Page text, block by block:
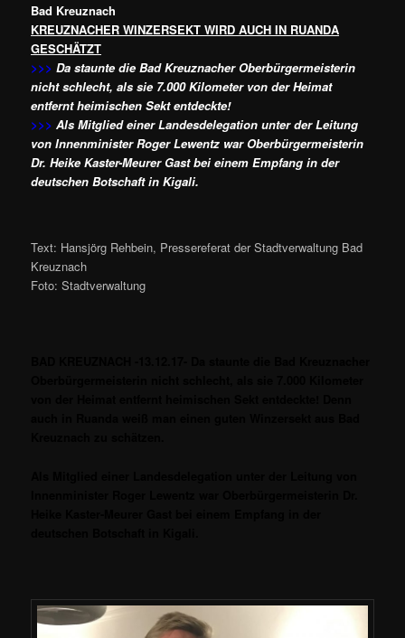
Bad Kreuznach
KREUZNACHER WINZERSEKT WIRD AUCH IN RUANDA
GESCHÄTZT
>>> Da staunte die Bad Kreuznacher Oberbürgermeisterin
nicht schlecht, als sie 7.000 Kilometer von der Heimat
entfernt heimischen Sekt entdeckte!
>>> Als Mitglied einer Landesdelegation unter der Leitung
von Innenminister Roger Lewentz war Oberbürgermeisterin
Dr. Heike Kaster-Meurer Gast bei einem Empfang in der
deutschen Botschaft in Kigali.
Text: Hansjörg Rehbein, Pressereferat der Stadtverwaltung Bad
Kreuznach
Foto: Stadtverwaltung